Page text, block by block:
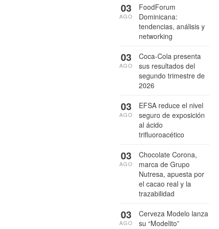
FoodForum
Dominicana:
tendencias, análisis y
networking
03
AGO
Coca-Cola presenta
sus resultados del
segundo trimestre de
2026
03
AGO
EFSA reduce el nivel
seguro de exposición
al ácido
trifluoroacético
03
AGO
Chocolate Corona,
marca de Grupo
Nutresa, apuesta por
el cacao real y la
trazabilidad
03
AGO
Cerveza Modelo lanza
su “Modelito”
03
AGO